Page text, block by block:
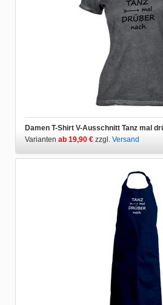
Damen T-Shirt V-Ausschnitt Tanz mal
Varianten ab 19,90 € zzgl. Versand